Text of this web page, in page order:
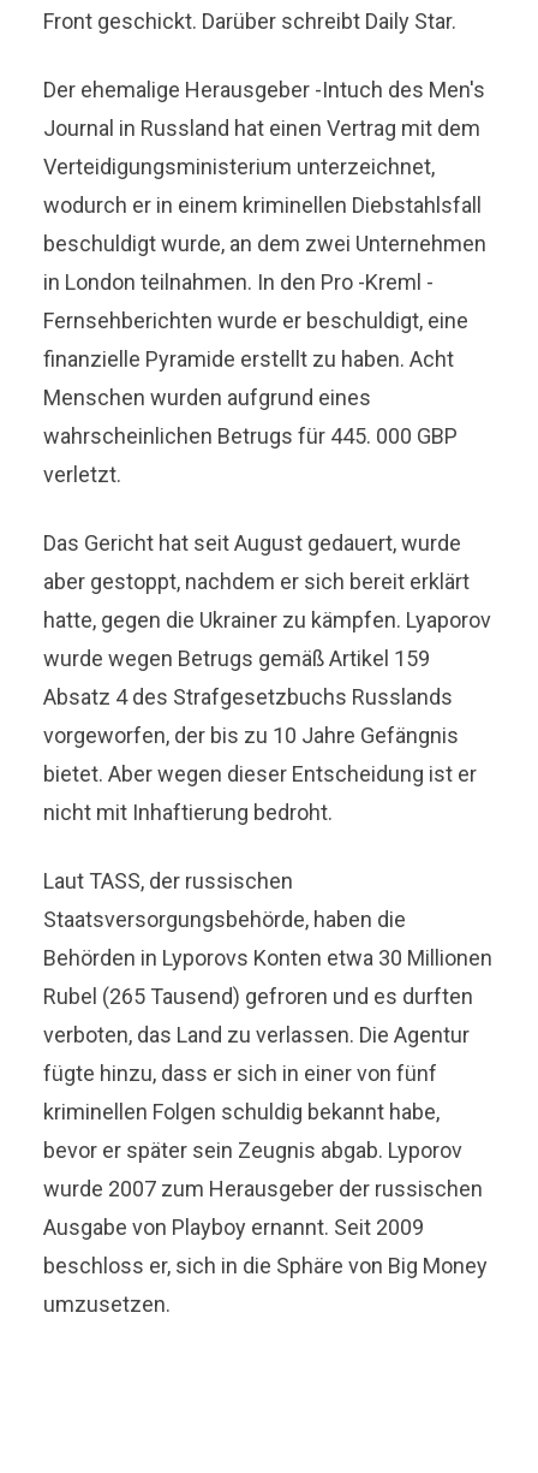
Front geschickt. Darüber schreibt Daily Star.
Der ehemalige Herausgeber -Intuch des Men's
Journal in Russland hat einen Vertrag mit dem
Verteidigungsministerium unterzeichnet,
wodurch er in einem kriminellen Diebstahlsfall
beschuldigt wurde, an dem zwei Unternehmen
in London teilnahmen. In den Pro -Kreml -
Fernsehberichten wurde er beschuldigt, eine
finanzielle Pyramide erstellt zu haben. Acht
Menschen wurden aufgrund eines
wahrscheinlichen Betrugs für 445. 000 GBP
verletzt.
Das Gericht hat seit August gedauert, wurde
aber gestoppt, nachdem er sich bereit erklärt
hatte, gegen die Ukrainer zu kämpfen. Lyaporov
wurde wegen Betrugs gemäß Artikel 159
Absatz 4 des Strafgesetzbuchs Russlands
vorgeworfen, der bis zu 10 Jahre Gefängnis
bietet. Aber wegen dieser Entscheidung ist er
nicht mit Inhaftierung bedroht.
Laut TASS, der russischen
Staatsversorgungsbehörde, haben die
Behörden in Lyporovs Konten etwa 30 Millionen
Rubel (265 Tausend) gefroren und es durften
verboten, das Land zu verlassen. Die Agentur
fügte hinzu, dass er sich in einer von fünf
kriminellen Folgen schuldig bekannt habe,
bevor er später sein Zeugnis abgab. Lyporov
wurde 2007 zum Herausgeber der russischen
Ausgabe von Playboy ernannt. Seit 2009
beschloss er, sich in die Sphäre von Big Money
umzusetzen.